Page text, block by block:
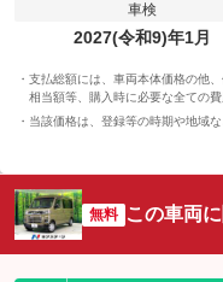
車検
2027(令和9)年1月
支払総額には、車両本体価格の他
相当額等、購入時に必要な全ての費
当該価格は、登録等の時期や地域
無料 この車両